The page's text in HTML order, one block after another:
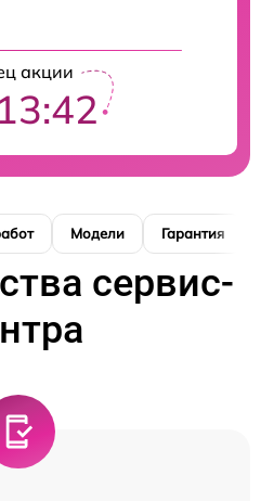
акции
Модели Гарантия
сервис-